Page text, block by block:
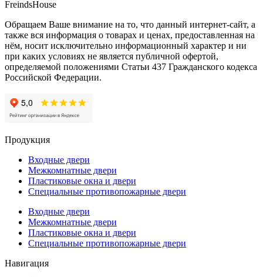
FreindsHouse
Обращаем Ваше внимание на то, что данный интернет-сайт, а
также вся информация о товарах и ценах, предоставленная на
нём, носит исключительно информационный характер и ни
при каких условиях не является публичной офертой,
определяемой положениями Статьи 437 Гражданского кодекса
Российской Федерации.
Продукция
Входные двери
Межкомнатные двери
Пластиковые окна и двери
Специальные противопожарные двери
Входные двери
Межкомнатные двери
Пластиковые окна и двери
Специальные противопожарные двери
Навигация